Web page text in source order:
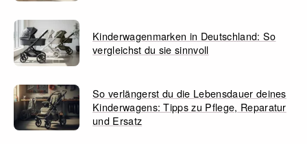
Kinderwagenmarken in Deutschland: So
vergleichst du sie sinnvoll
So verlängerst du die Lebensdauer deines
Kinderwagens: Tipps zu Pflege, Reparatur
und Ersatz